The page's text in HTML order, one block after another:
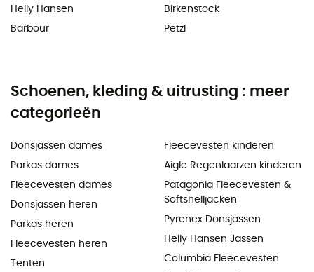
Helly Hansen
Barbour
Birkenstock
Petzl
Schoenen, kleding & uitrusting : meer
categorieën
Donsjassen dames
Parkas dames
Fleecevesten dames
Donsjassen heren
Parkas heren
Fleecevesten heren
Tenten
Fleecevesten kinderen
Aigle Regenlaarzen kinderen
Patagonia Fleecevesten &
Softshelljacken
Pyrenex Donsjassen
Helly Hansen Jassen
Columbia Fleecevesten